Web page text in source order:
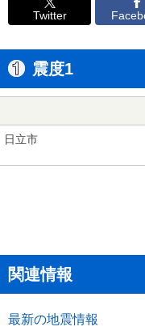
Twitter
震度1
日立市
関連情報
最新の地震情報